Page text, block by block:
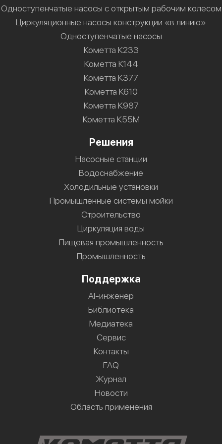
Одноступенчатые насосы с открытым рабочим колесом
Циркуляционные насосы конструкции «в линию»
Одноступенчатые насосы
Кометта К233
Кометта К144
Кометта К377
Кометта К610
Кометта К987
Кометта К55М
Решения
Насосные станции
Водоснабжение
Холодильные установки
Промышленные системы мойки
Строительство
Циркуляция воды
Пищевая промышленность
Промышленность
Поддержка
AI-инженер
Библиотека
Медиатека
Сервис
Контакты
FAQ
Журнал
Новости
Область применения